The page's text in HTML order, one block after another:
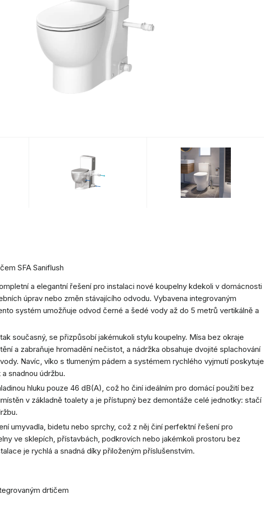
SFA Saniflush
a elegantní řešení pro instalaci nové koupelny kdekoli v domácnosti
úprav nebo změn stávajícího odvodu. Vybavena integrovaným
systém umožňuje odvod černé a šedé vody až do 5 metrů vertikálně a
současný, se přizpůsobí jakémukoli stylu koupelny. Mísa bez okraje
a zabraňuje hromadění nečistot, a nádržka obsahuje dvojité splachování
Navíc, víko s tlumeným pádem a systémem rychlého vyjmutí poskytuje
snadnou údržbu.
hluku pouze 46 dB(A), což ho činí ideálním pro domácí použití bez
v základně toalety a je přístupný bez demontáže celé jednotky: stačí
umyvadla, bidetu nebo sprchy, což z něj činí perfektní řešení pro
ve sklepích, přístavbách, podkrovích nebo jakémkoli prostoru bez
je rychlá a snadná díky přiloženým příslušenstvím.
drtičem